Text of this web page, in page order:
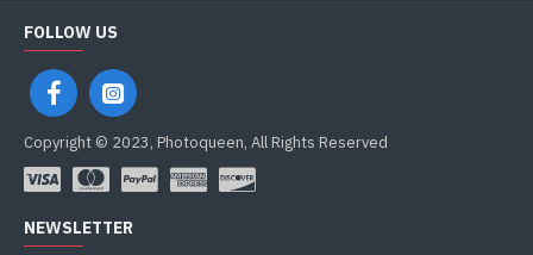
FOLLOW US
Copyright © 2023, Photoqueen, All Rights Reserved
NEWSLETTER